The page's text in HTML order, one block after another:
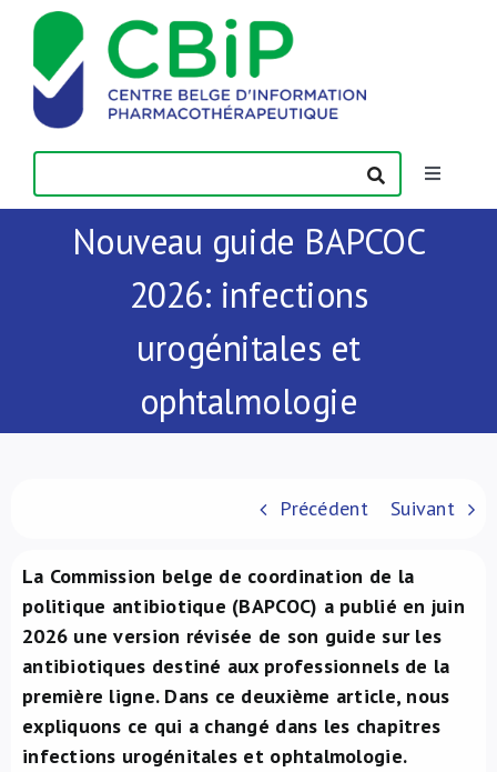
Passer
contenu
Toggle
Actualités
NL
Nouveau guide BAPCOC
2026: infections
urogénitales et
ophtalmologie
Précédent Suivant
La Commission belge de coordination de la
politique antibiotique (BAPCOC) a publié en juin
2026 une version révisée de son guide sur les
antibiotiques destiné aux professionnels de la
première ligne. Dans ce deuxième article, nous
expliquons ce qui a changé dans les chapitres
infections urogénitales et ophtalmologie.